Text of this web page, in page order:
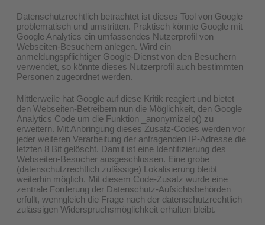
Datenschutzrechtlich betrachtet ist dieses Tool von Google
problematisch und umstritten. Praktisch könnte Google mit
Google Analytics ein umfassendes Nutzerprofil von
Webseiten-Besuchern anlegen. Wird ein
anmeldungspflichtiger Google-Dienst von den Besuchern
verwendet, so könnte dieses Nutzerprofil auch bestimmten
Personen zugeordnet werden.
Mittlerweile hat Google auf diese Kritik reagiert und bietet
den Webseiten-Betreibern nun die Möglichkeit, den Google
Analytics Code um die Funktion _anonymizeIp() zu
erweitern. Mit Anbringung dieses Zusatz-Codes werden vor
jeder weiteren Verarbeitung der anfragenden IP-Adresse die
letzten 8 Bit gelöscht. Damit ist eine Identifizierung des
Webseiten-Besucher ausgeschlossen. Eine grobe
(datenschutzrechtlich zulässige) Lokalisierung bleibt
weiterhin möglich. Mit diesem Code-Zusatz wurde eine
zentrale Forderung der Datenschutz-Aufsichtsbehörden
erfüllt, wenngleich die Frage nach der datenschutzrechtlich
zulässigen Widerspruchsmöglichkeit erhalten bleibt.